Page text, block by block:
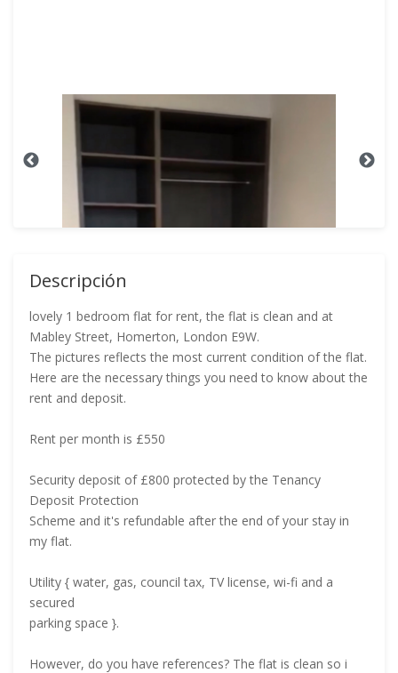
Descripción
lovely 1 bedroom flat for rent, the flat is clean and at
Mabley Street, Homerton, London E9W.
The pictures reflects the most current condition of the flat.
Here are the necessary things you need to know about the
rent and deposit.
Rent per month is £550
Security deposit of £800 protected by the Tenancy
Deposit Protection
Scheme and it's refundable after the end of your stay in
my flat.
Utility { water, gas, council tax, TV license, wi-fi and a
secured
parking space }.
However, do you have references? The flat is clean so i